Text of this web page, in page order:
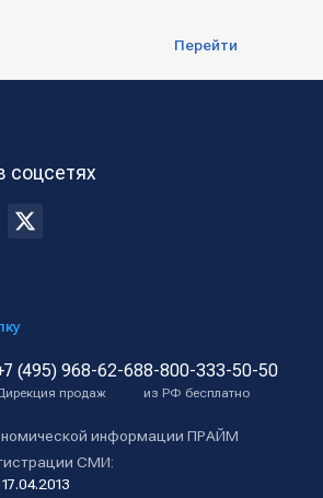
Перейти
соцсетях
(495) 968-62-68
продаж
8-800-333-50-50
из РФ бесплатно
информации ПРАЙМ
СМИ: